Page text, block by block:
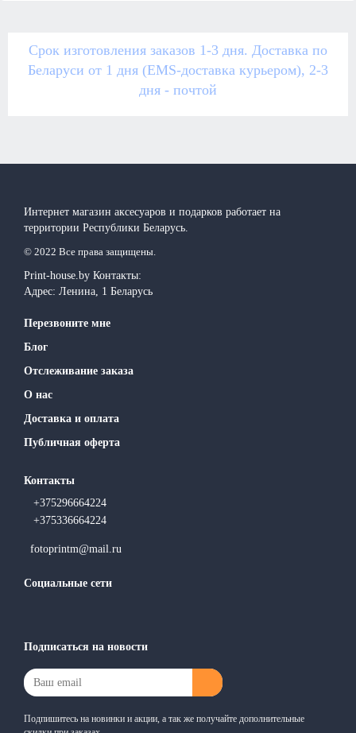
Срок изготовления заказов 1-3 дня. Доставка по
Беларуси от 1 дня (EMS-доставка курьером), 2-3
дня - почтой
Интернет магазин аксесуаров и подарков работает на
территории Реcпублики Беларусь.
© 2022 Все права защищены.
Print-house.by Контакты:
Адрес: Ленина, 1 Беларусь
Перезвоните мне
Блог
Отслеживание заказа
О нас
Доставка и оплата
Публичная оферта
Контакты
+375296664224
+375336664224
fotoprintm@mail.ru
Социальные сети
Подписаться на новости
Подпишитесь на новинки и акции, а так же получайте дополнительные